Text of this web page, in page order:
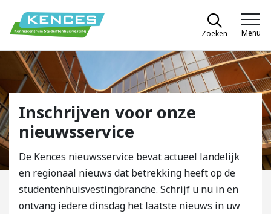
Menu
Zoeken
Inschrijven voor onze
nieuwsservice
De Kences nieuwsservice bevat actueel landelijk
en regionaal nieuws dat betrekking heeft op de
studentenhuisvestingbranche. Schrijf u nu in en
ontvang iedere dinsdag het laatste nieuws in uw